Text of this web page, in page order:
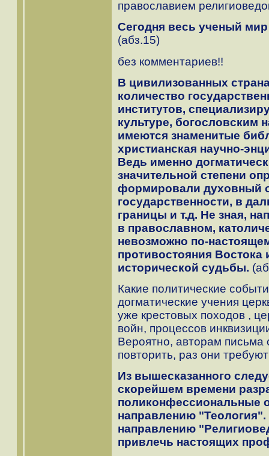
православием
Сегодня весь ученый мир
(абз.15)
без комментариев!!
В цивилизованных
количество
институтов,
культуре, богословским
имеются знаменитые
христианская научно-
Ведь именно
значительной степени
формировали духовный
государственности, в
границы и т.д. Не зная,
в православном,
невозможно по-
противостояния Востока
исторической судьбы.
Какие политические
догматические учения
уже крестовых походов ,
войн, процессов
Вероятно, авторам письма
повторить, раз они
Из вышесказанного
скорейшем времени
поликонфессиональные
направлению "Теология".
направлению
привлечь настоящих